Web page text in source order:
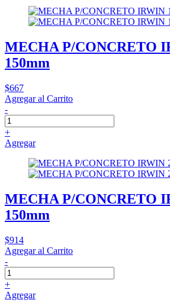
MECHA P/CONCRETO
150mm
$667
Agregar al Carrito
-
+
Agregar
MECHA P/CONCRETO
150mm
$914
Agregar al Carrito
-
+
Agregar